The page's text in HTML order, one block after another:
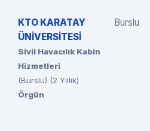
KTO KARATAY
ÜNİVERSİTESİ
Sivil Havacılık Kabin
Hizmetleri
(Burslu) (2 Yıllık)
Örgün
Burslu